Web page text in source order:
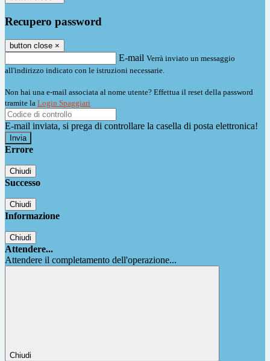
Recupero password
button close ×
E-mail Verrà inviato un messaggio
all'indirizzo indicato con le istruzioni necessarie.
Non hai una e-mail associata al nome utente? Effettua il reset della password
tramite la Login Spaggiari
E-mail inviata, si prega di controllare la casella di posta elettronica!
Errore
Chiudi
Successo
Chiudi
Informazione
Chiudi
Attendere...
Attendere il completamento dell'operazione...
Chiudi